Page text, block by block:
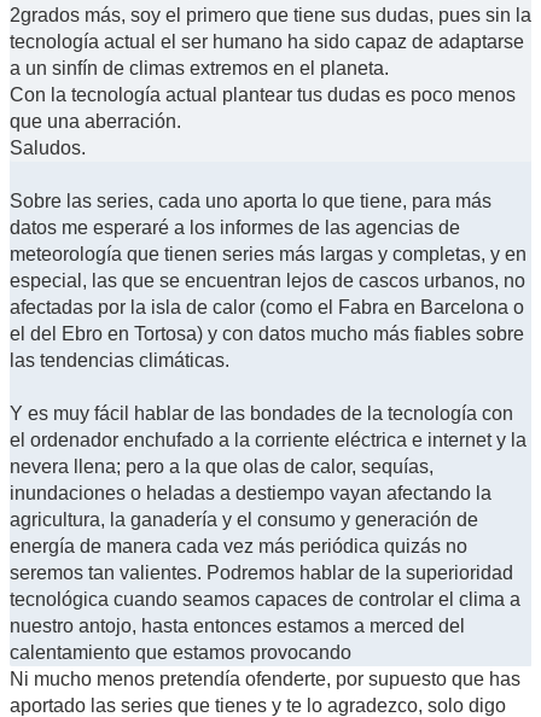
2grados más, soy el primero que tiene sus dudas, pues sin la
tecnología actual el ser humano ha sido capaz de adaptarse
a un sinfín de climas extremos en el planeta.
Con la tecnología actual plantear tus dudas es poco menos
que una aberración.
Saludos.
Sobre las series, cada uno aporta lo que tiene, para más
datos me esperaré a los informes de las agencias de
meteorología que tienen series más largas y completas, y en
especial, las que se encuentran lejos de cascos urbanos, no
afectadas por la isla de calor (como el Fabra en Barcelona o
el del Ebro en Tortosa) y con datos mucho más fiables sobre
las tendencias climáticas.
Y es muy fácil hablar de las bondades de la tecnología con
el ordenador enchufado a la corriente eléctrica e internet y la
nevera llena; pero a la que olas de calor, sequías,
inundaciones o heladas a destiempo vayan afectando la
agricultura, la ganadería y el consumo y generación de
energía de manera cada vez más periódica quizás no
seremos tan valientes. Podremos hablar de la superioridad
tecnológica cuando seamos capaces de controlar el clima a
nuestro antojo, hasta entonces estamos a merced del
calentamiento que estamos provocando
Ni mucho menos pretendía ofenderte, por supuesto que has
aportado las series que tienes y te lo agradezco, solo digo